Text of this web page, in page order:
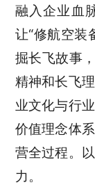
融入企业血
让“修航空装
掘长飞故事 ，
精神和长飞
业文化与行
价值理念体
营全过程。
力。